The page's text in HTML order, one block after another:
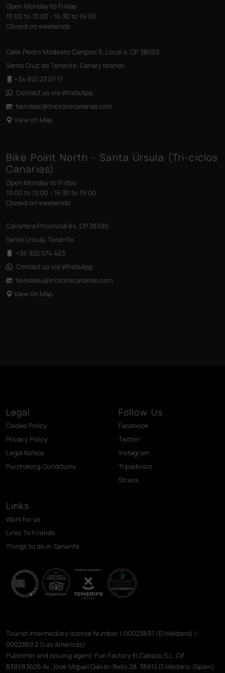
Open Monday to Friday
10:00 to 13:00 - 16:30 to 19:00
Closed on weekends
Calle Pedro Modesto Campos 6, Local 4, CP 38003
Santa Cruz de Tenerife, Canary Islands
+34 922 23 07 17
Contact us via WhatsApp
tiendasc@tricicloscanarias.com
View on Map
Bike Point North - Santa Úrsula (Tri-ciclos
Canarias)
Open Monday to Friday
10:00 to 13:00 - 16:30 to 19:00
Closed on weekends
Carretera Provincial 84, CP 38390
Santa Úrsula, Tenerife
+34 922 074 403
Contact us via WhatsApp
tiendasu@tricicloscanarias.com
View on Map
Legal
Cookie Policy
Privacy Policy
Legal Notice
Purchasing Conditions
Follow Us
Facebook
Twitter
Instagram
Tripadvisor
Strava
Links
Work for us
Links To Friends
Things to do in Tenerife
Tourist intermediary license Number:I-0002389.1 (El Médano) I-
0002389.2 (Las Americas)
Publisher and issuing agent: Fun Factory El Cabezo S.L. Cif:
B38583605 Av. José Miguel Galván Bello 28, 38612 El Médano (Spain)